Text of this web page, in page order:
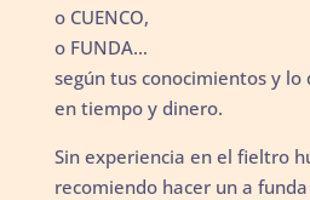
o CUENCO,
o FUNDA…
según tus conocimientos y
en tiempo y dinero.
Sin experiencia en el fieltro
recomiendo hacer un a